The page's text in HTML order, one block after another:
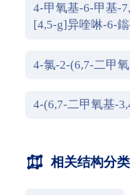
4-甲氧基-6-甲基-
[4,5-g]异喹啉-6-
4-氯-2-(6,7-二甲
4-(6,7-二甲氧基-
相关结构分类